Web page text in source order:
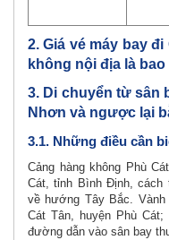
2. Giá vé máy bay
không nội địa là
3. Di chuyển từ sân
Nhơn và ngược lại
3.1. Những điều cần
Cảng hàng không Phù
Cát, tỉnh Bình Định, cách
về hướng Tây Bắc.
Cát Tân, huyện Phù
đường dẫn vào sân bay